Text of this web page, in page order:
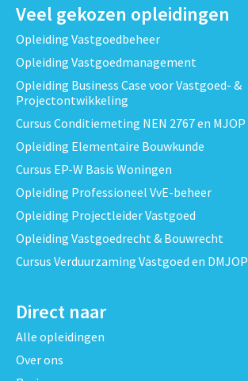
Veel gekozen opleidingen
Opleiding Vastgoedbeheer
Opleiding Vastgoedmanagement
Opleiding Business Case voor Vastgoed- &
Projectontwikkeling
Cursus Conditiemeting NEN 2767 en MJOP
Opleiding Elementaire Bouwkunde
Cursus EP-W Basis Woningen
Opleiding Professioneel VvE-beheer
Opleiding Projectleider Vastgoed
Opleiding Vastgoedrecht & Bouwrecht
Cursus Verduurzaming Vastgoed en DMJOP
Direct naar
Alle opleidingen
Over ons